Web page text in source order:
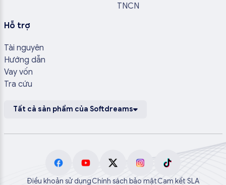
TNCN
Hỗ trợ
Tài nguyên
Hướng dẫn
Vay vốn
Tra cứu
Tất cả sản phẩm của Softdreams
Điều khoản sử dụngChính sách bảo mậtCam kết SLA